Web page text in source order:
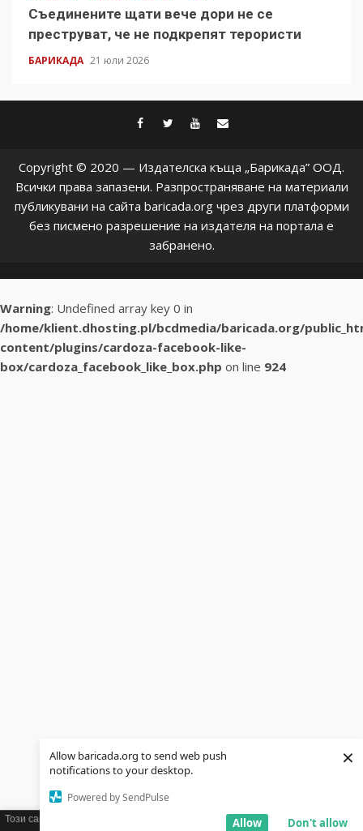
Allow baricada.org to send web push
notifications to your desktop.
Powered by SendPulse
Don't allow
Allow
×
Съединените щати вече дори не се
преструват, че не подкрепят терористи
БАРИКАДА 21 юли 2026
facebook
twitter
youtube
Copyright © 2020 — Издателска къща „Барикада” ООД.
Всички права запазени. Разпространяване на материали
публикувани на сайта baricada.org чрез други платформи
без писмено разрешение на издателя на портала е
забранено.
Warning: Undefined array key 0 in
/home/klient.dhosting.pl/bcdmedia/baricada.org/
content/plugins/cardoza-facebook-like-
box/cardoza_facebook_like_box.php on line 924
Този сайт използва бисквитки (cookies). Ако желаете можете да научите